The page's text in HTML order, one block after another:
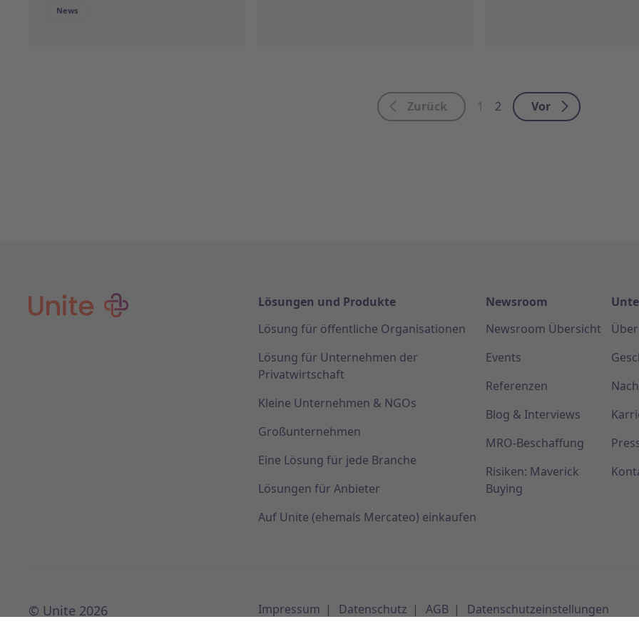
Zurück 1 2 Vor
News
Lösungen und Produkte
Lösung für öffentliche Organisationen
Lösung für Unternehmen der
Privatwirtschaft
Kleine Unternehmen & NGOs
Großunternehmen
Eine Lösung für jede Branche
Lösungen für Anbieter
Auf Unite (ehemals Mercateo) einkaufen
Newsroom
Newsroom Übersicht
Events
Referenzen
Blog & Interviews
MRO-Beschaffung
Risiken: Maverick
Buying
© Unite 2026 Impressum Datenschutz AGB Datenschutzeinstellungen